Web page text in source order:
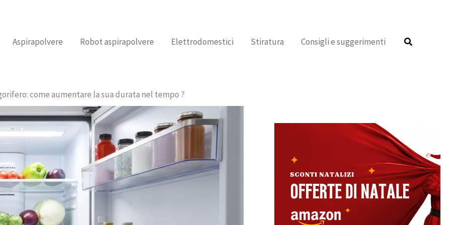
Aspirapolvere Robot aspirapolvere Elettrodomestici Stiratura Consigli e suggerimenti Cerca
come aumentare la sua durata nel tempo ?